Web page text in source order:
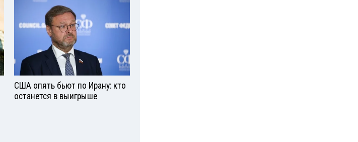
США опять бьют по Ирану: кто
останется в выигрыше